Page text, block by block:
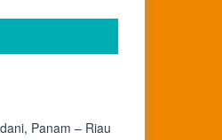
Panam – Riau